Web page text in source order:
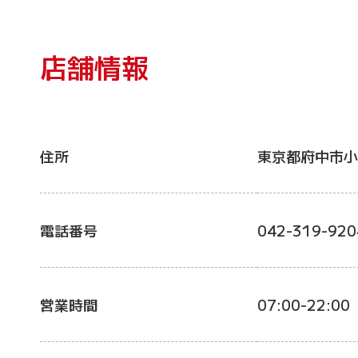
店舗情報
住所 東京都府中市
電話番号 042-319-
営業時間 07:00-22:00